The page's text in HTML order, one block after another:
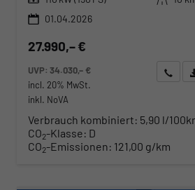
01.04.2026
27.990,– €
UVP:34.030,– €
incl. 20% MwSt.
inkl. NoVA
Wir
Verbrauch kombiniert: 5,90 l/
CO2-Klasse: D
CO2-Emissionen: 121,00 g/km